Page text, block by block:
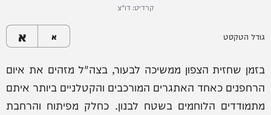
קרדיט: דו"צ
גודל הטקסט א א
בזמן שחזית הצפון ממשיכה לבעור, בצה"ל מזהים את איום
הרחפנים כאחד האתגרים המורכבים והקטלניים ביותר איתם
מתמודדים הלוחמים בשטח לבנון. כחלק מפיתוח והרחבת